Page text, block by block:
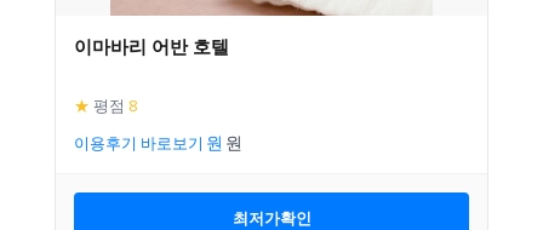
이마바리 어반 호텔
★ 평점 8
이용후기 바로보기
최저가확인